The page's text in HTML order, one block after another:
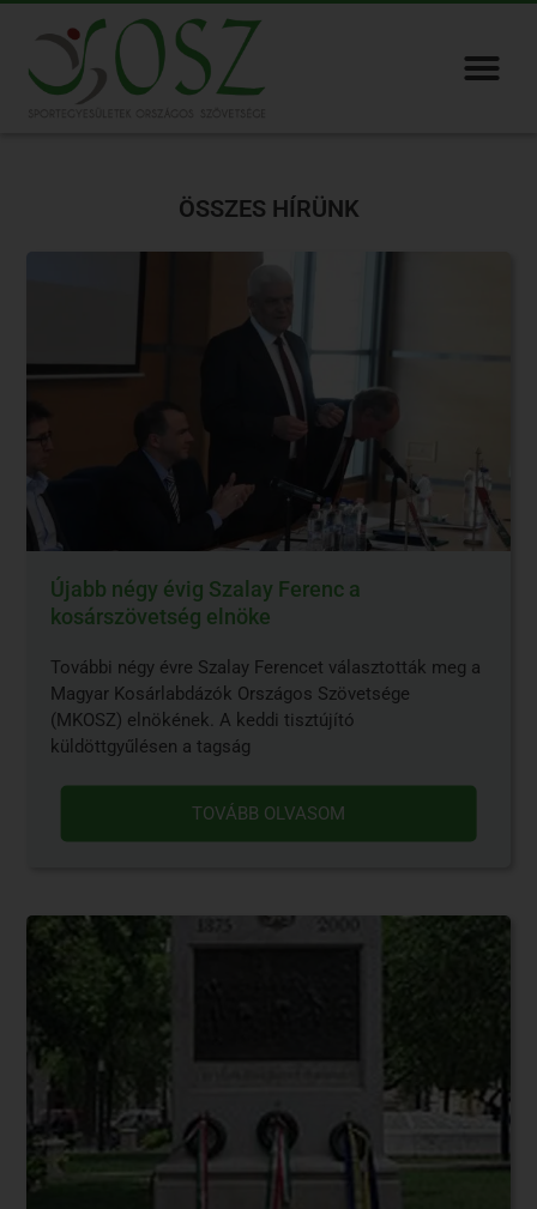
ÖSSZES HÍRÜNK
Újabb négy évig Szalay Ferenc a
kosárszövetség elnöke
További négy évre Szalay Ferencet választották meg a
Magyar Kosárlabdázók Országos Szövetsége
(MKOSZ) elnökének. A keddi tisztújító
küldöttgyűlésen a tagság
TOVÁBB OLVASOM